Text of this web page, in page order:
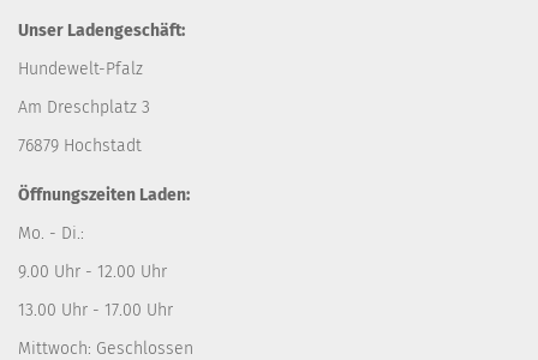
Unser Ladengeschäft:
Hundewelt-Pfalz
Am Dreschplatz 3
76879 Hochstadt
Öffnungszeiten Laden:
Mo. - Di.:
9.00 Uhr - 12.00 Uhr
13.00 Uhr - 17.00 Uhr
Mittwoch: Geschlossen